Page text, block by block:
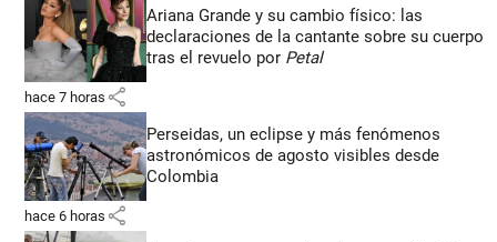
Ariana Grande y su cambio físico: las
declaraciones de la cantante sobre su cuerpo
tras el revuelo por Petal
hace 7 horas share
Perseidas, un eclipse y más fenómenos
astronómicos de agosto visibles desde
Colombia
hace 6 horas share